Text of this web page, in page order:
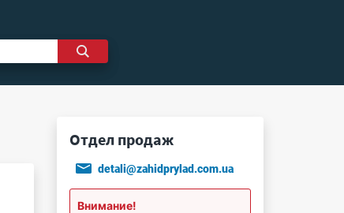
Отдел продаж
detali@zahidprylad.com.ua
Внимание!